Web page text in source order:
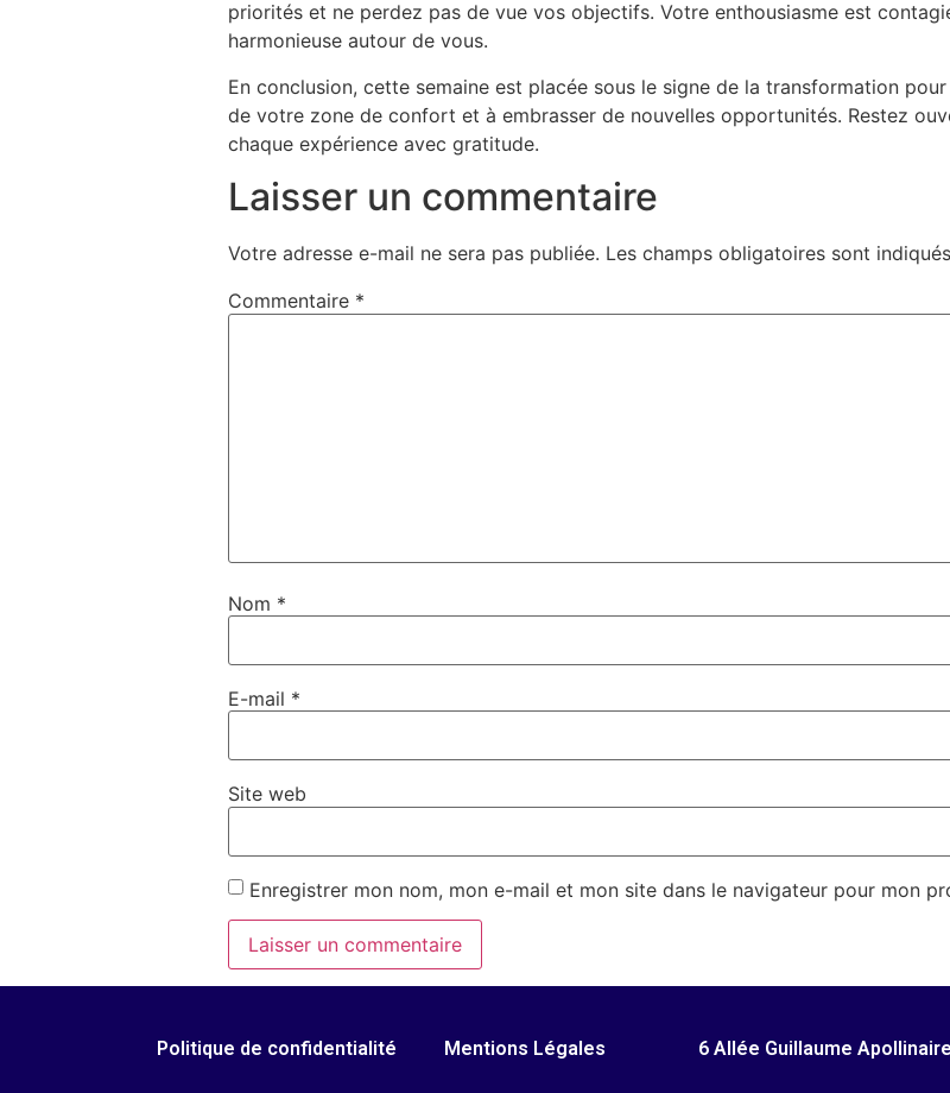
priorités et ne perdez pas de vue vos objectifs. Votre enthousiasme est
harmonieuse autour de vous.
En conclusion, cette semaine est placée sous le signe de la transformation
de votre zone de confort et à embrasser de nouvelles opportunités. Restez
chaque expérience avec gratitude.
Laisser un commentaire
Votre adresse e-mail ne sera pas publiée. Les champs obligatoires sont
Commentaire *
Nom *
E-mail *
Site web
Enregistrer mon nom, mon e-mail et mon site dans le navigateur pour mon
Politique de confidentialité Mentions Légales 6 Allée Guillaume